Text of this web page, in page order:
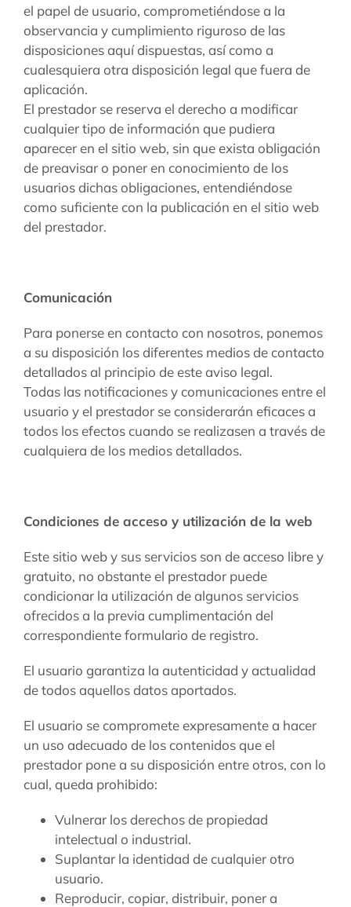
el papel de usuario, comprometiéndose a la
observancia y cumplimiento riguroso de las
disposiciones aquí dispuestas, así como a
cualesquiera otra disposición legal que fuera de
aplicación.
El prestador se reserva el derecho a modificar
cualquier tipo de información que pudiera
aparecer en el sitio web, sin que exista obligación
de preavisar o poner en conocimiento de los
usuarios dichas obligaciones, entendiéndose
como suficiente con la publicación en el sitio web
del prestador.
Comunicación
Para ponerse en contacto con nosotros, ponemos
a su disposición los diferentes medios de contacto
detallados al principio de este aviso legal.
Todas las notificaciones y comunicaciones entre el
usuario y el prestador se considerarán eficaces a
todos los efectos cuando se realizasen a través de
cualquiera de los medios detallados.
Condiciones de acceso y utilización de la web
Este sitio web y sus servicios son de acceso libre y
gratuito, no obstante el prestador puede
condicionar la utilización de algunos servicios
ofrecidos a la previa cumplimentación del
correspondiente formulario de registro.
El usuario garantiza la autenticidad y actualidad
de todos aquellos datos aportados.
El usuario se compromete expresamente a hacer
un uso adecuado de los contenidos que el
prestador pone a su disposición entre otros, con lo
cual, queda prohibido:
Vulnerar los derechos de propiedad
intelectual o industrial.
Suplantar la identidad de cualquier otro
usuario.
Reproducir, copiar, distribuir, poner a